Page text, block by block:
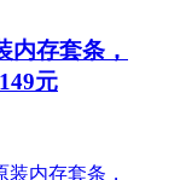
内存套条，
元